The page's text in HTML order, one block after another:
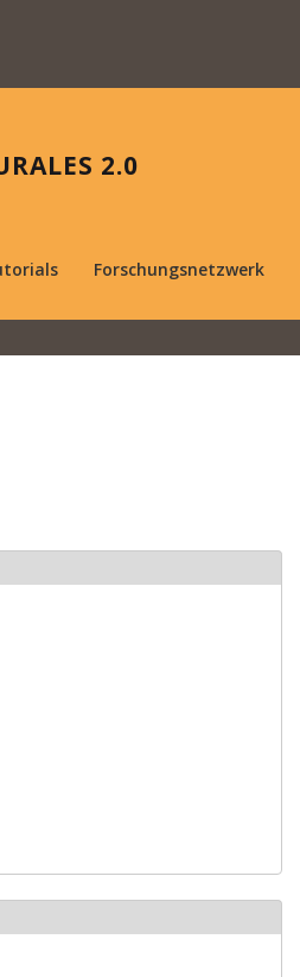
2.0
Forschungsnetzwerk